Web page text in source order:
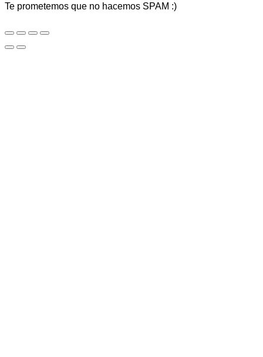
Te prometemos que no hacemos SPAM :)